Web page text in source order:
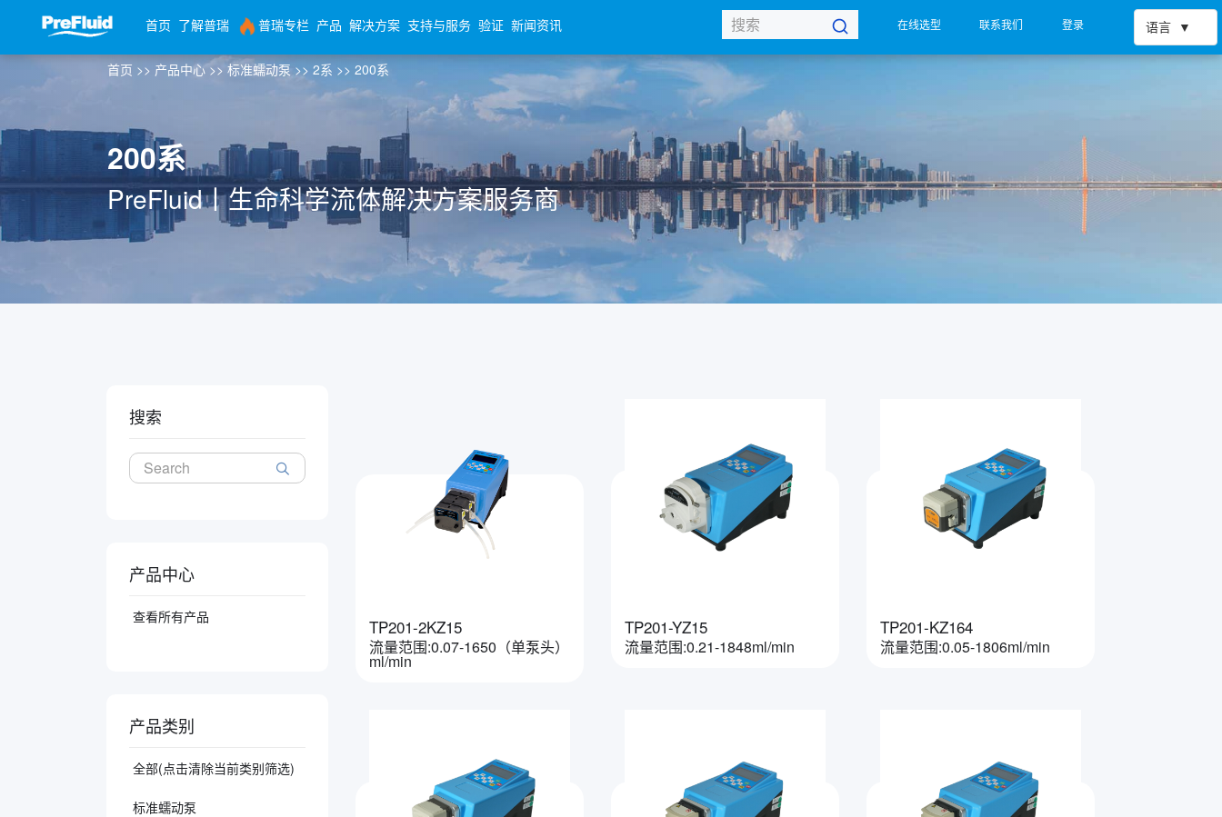
首页 了解普瑞 普瑞专栏 产品 解决方案 支持与服务 验证 新闻资讯 在线选型 联系我们 登录 语言
200系
PreFluid丨生命科学流体解决方案服务商
首页 >> 产品中心>> 标准蠕动泵>> 2系 >> 200系
搜索
产品中心
查看所有产品
产品类别
全部(点击清除当前类别筛选)
标准蠕动泵
TP201-2KZ15
流量范围:0.07-1650（单泵头）
ml/min
TP201-YZ15
流量范围:0.21-1848ml/min
TP201-KZ164
流量范围:0.05-1806ml/min